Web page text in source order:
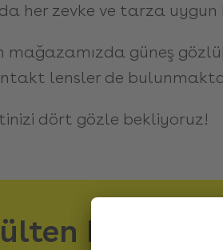
her zevke ve tarza uygun
mağazamızda güneş
lensler de
dört gözle bekliyoruz!
kaydı